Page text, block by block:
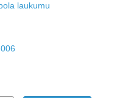
laukumu